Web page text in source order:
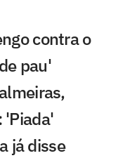
contra o
pau'
'Piada'
já disse